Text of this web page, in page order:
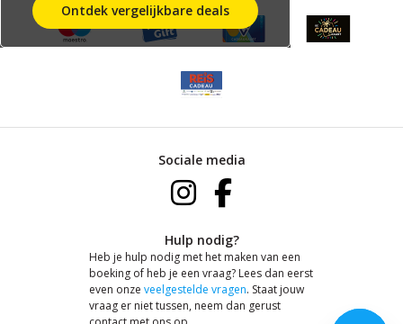
Ontdek vergelijkbare deals
Sociale media
Hulp nodig?
Heb je hulp nodig met het maken van een
boeking of heb je een vraag? Lees dan eerst
even onze veelgestelde vragen. Staat jouw
vraag er niet tussen, neem dan gerust